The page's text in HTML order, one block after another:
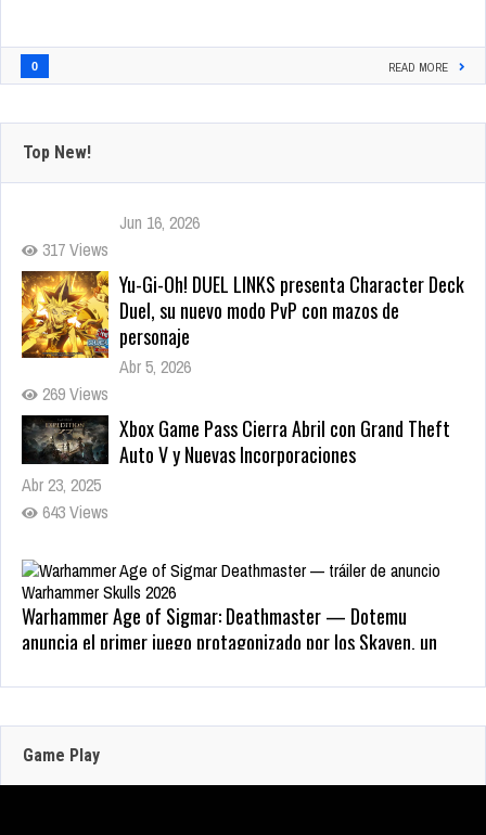
0 READ MORE
Top New!
Duel, su nuevo modo PvP con mazos de
personaje
Abr 5, 2026
269 Views
Auto V y Nuevas Incorporaciones
Abr 23, 2025
643 Views
Warhammer Age of Sigmar: Deathmaster — Dotemu
anuncia el primer juego protagonizado por los Skaven, un
plataformas de acción 2D para 2027
210 Views Zenless Zone Zero 3.0 llega a Steam el 17 de
actualiza RTX Remix 1.5
317 Views
Game Play